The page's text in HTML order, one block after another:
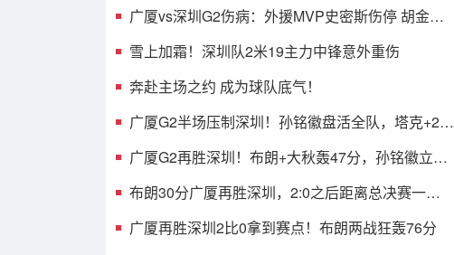
广厦vs深圳G2伤病：外援MVP史密斯伤停 胡金秋
雪上加霜！深圳队2米19主力中锋意外重伤
奔赴主场之约 成为球队底气！
广厦G2半场压制深圳！孙铭徽盘活全队，塔克+2首
广厦G2再胜深圳！布朗+大秋轰47分，孙铭徽立竿
布朗30分广厦再胜深圳，2:0之后距离总决赛一步
广厦再胜深圳2比0拿到赛点！布朗两战狂轰76分